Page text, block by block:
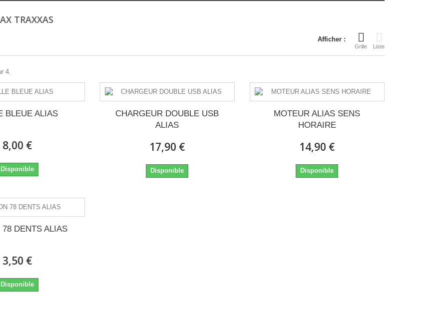
TRAXXAS
Afficher :
Grille Liste
4.
BLEUE ALIAS
8,00 €
Disponible
CHARGEUR DOUBLE USB
ALIAS
17,90 €
Disponible
MOTEUR ALIAS SENS
HORAIRE
14,90 €
Disponible
78 DENTS ALIAS
3,50 €
Disponible